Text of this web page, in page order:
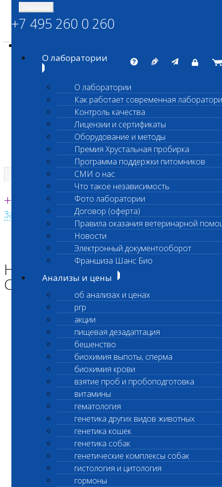
ШАНС БИО
Независимая ветеринарная лаборатория
Единая круглосуточная справочная
+7 495 260 0 260
Заказать звонок с сайта
+7 495 260 0 260
О лаборатории
О лаборатории
Как работает современная
Контроль качества
Лицензии и сертификаты
Оборудование и методы
Премия Хрустальная пробирка
Программа поддержки питомников
СМИ о нас
Что такое независимость
Фото лаборатории
Договор (оферта)
Правила оказания ветеринарной
Новости
Электронный документооборот
Франшиза Шанс Био
Анализы и цены
об анализах и ценах
prp
акции
пищевая дезадаптация
бешенство
биохимия выпоты, сперма
биохимия крови
взятие проб и пробоподготовка
витамины
гематология
генетика других видов животных
генетика кошек
генетика собак
генетические комплексы собак
гистология и цитология
гормоны
Главная страница
НА НАГОРНОЙ ИЗМЕНЕН САНИТАРНЫЙ ПЕРЕРЫВ
НА НАГОРНОЙ ИЗМЕНЕН
САНИТАРНЫЙ ПЕРЕРЫВ